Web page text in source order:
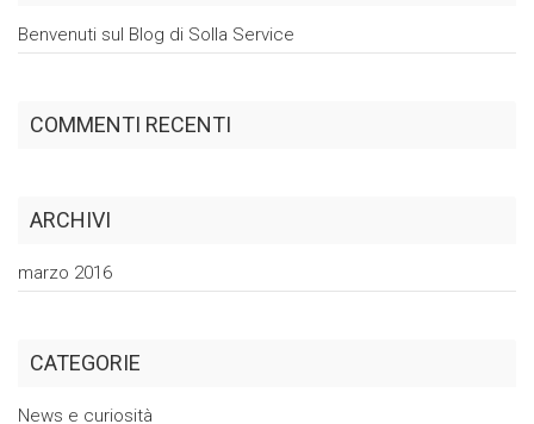
Benvenuti sul Blog di Solla Service
COMMENTI RECENTI
ARCHIVI
marzo 2016
CATEGORIE
News e curiosità